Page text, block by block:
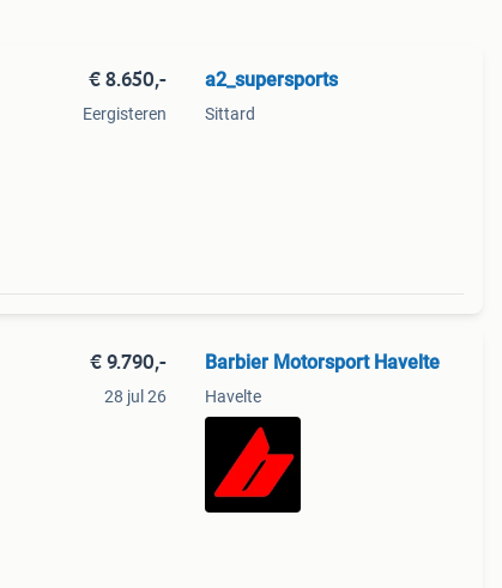
€ 8.650,-
Eergisteren
a2_supersports
Sittard
€ 9.790,-
28 jul 26
Barbier Motorsport Havelte
Havelte